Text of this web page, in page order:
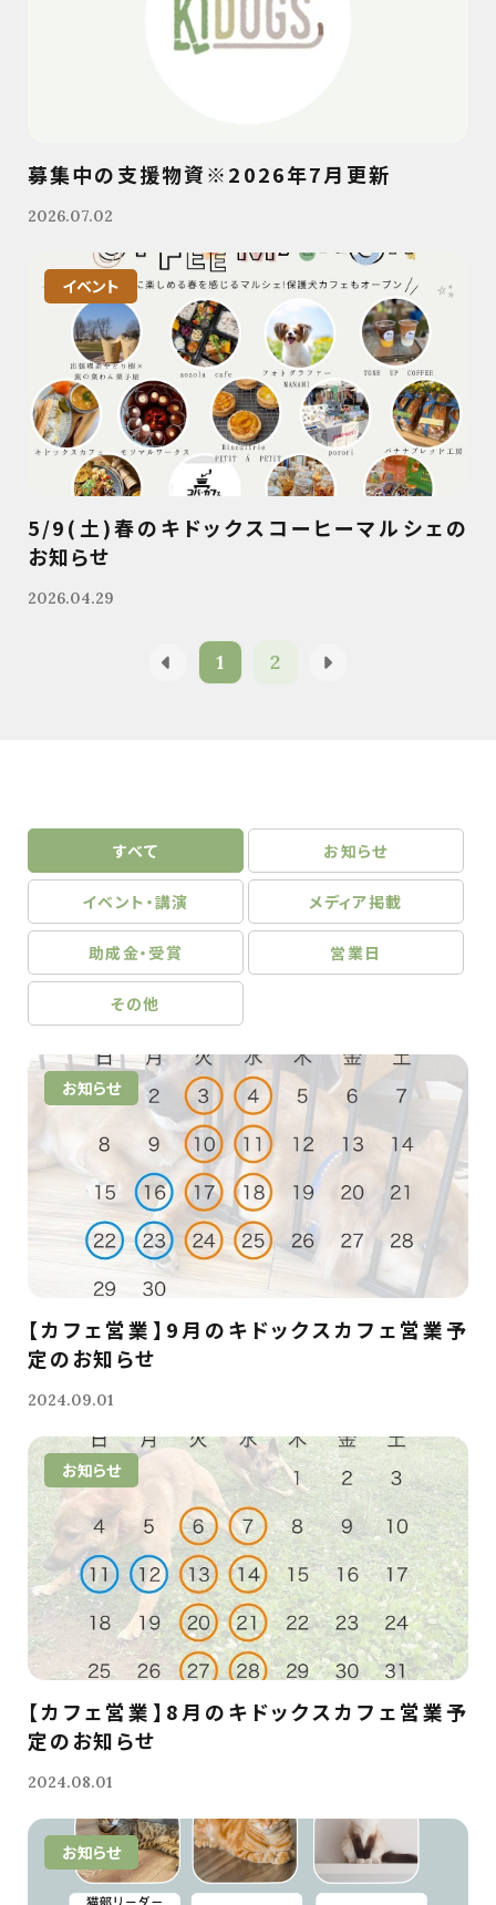
募集中の支援物資※2026年7月更新
2026.07.02
イベント
5/9(土)春のキドックスコーヒーマルシェの
お知らせ
2026.04.29
1 2
すべて お知らせ
イベント・講演 メディア掲載
助成金・受賞 営業日
その他
お知らせ
【カフェ営業】9月のキドックスカフェ営業予
定のお知らせ
2024.09.01
お知らせ
【カフェ営業】8月のキドックスカフェ営業予
定のお知らせ
2024.08.01
お知らせ